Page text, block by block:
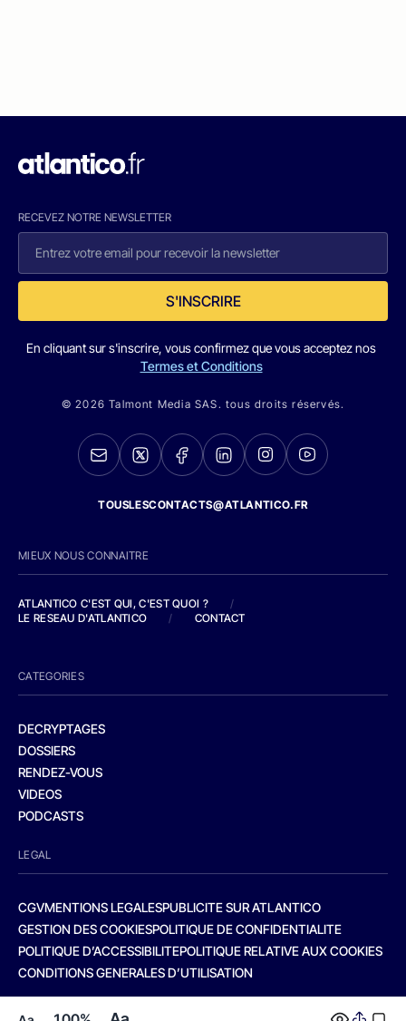
RECEVEZ NOTRE NEWSLETTER
S'INSCRIRE
En cliquant sur s'inscrire, vous confirmez que vous acceptez nos
Termes et Conditions
© 2026 Talmont Media SAS. tous droits réservés.
TOUSLESCONTACTS@ATLANTICO.FR
MIEUX NOUS CONNAITRE
ATLANTICO C'EST QUI, C'EST QUOI ?
/
LE RESEAU D'ATLANTICO
/ CONTACT
CATEGORIES
DECRYPTAGES
DOSSIERS
RENDEZ-VOUS
VIDEOS
PODCASTS
LEGAL
CGVMENTIONS LEGALESPUBLICITE SUR ATLANTICO
GESTION DES COOKIESPOLITIQUE DE CONFIDENTIALITE
POLITIQUE D’ACCESSIBILITEPOLITIQUE RELATIVE AUX COOKIES
CONDITIONS GENERALES D’UTILISATION